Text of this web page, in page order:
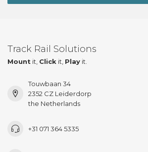
Track Rail Solutions
Mount it, Click it, Play it.
Touwbaan 34
2352 CZ Leiderdorp
the Netherlands
+31 071 364 5335